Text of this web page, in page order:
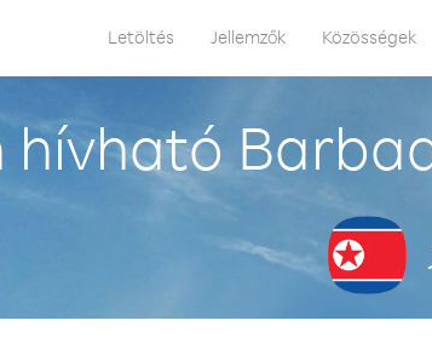
Letöltés Jellemzők Közösségek
hívható